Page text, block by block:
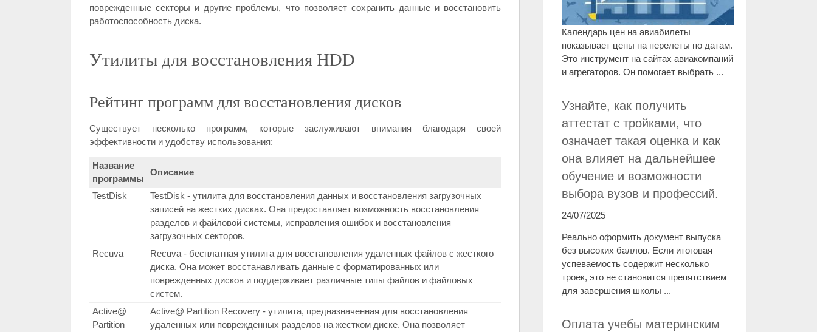
поврежденные секторы и другие проблемы, что позволяет сохранить данные и восстановить
работоспособность диска.
Утилиты для восстановления HDD
Рейтинг программ для восстановления дисков
Существует несколько программ, которые заслуживают внимания благодаря своей
эффективности и удобству использования:
Название
программы
Описание
TestDisk
TestDisk - утилита для восстановления данных и восстановления загрузочных
записей на жестких дисках. Она предоставляет возможность восстановления
разделов и файловой системы, исправления ошибок и восстановления
загрузочных секторов.
Recuva
Recuva - бесплатная утилита для восстановления удаленных файлов с жесткого
диска. Она может восстанавливать данные с форматированных или
поврежденных дисков и поддерживает различные типы файлов и файловых
систем.
Active@
Partition
Active@ Partition Recovery - утилита, предназначенная для восстановления
удаленных или поврежденных разделов на жестком диске. Она позволяет
Календарь цен на авиабилеты
показывает цены на перелеты по датам.
Это инструмент на сайтах авиакомпаний
и агрегаторов. Он помогает выбрать ...
Узнайте, как получить
аттестат с тройками, что
означает такая оценка и как
она влияет на дальнейшее
обучение и возможности
выбора вузов и профессий.
24/07/2025
Реально оформить документ выпуска
без высоких баллов. Если итоговая
успеваемость содержит несколько
троек, это не становится препятствием
для завершения школы ...
Оплата учебы материнским